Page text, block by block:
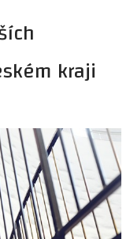
kraji